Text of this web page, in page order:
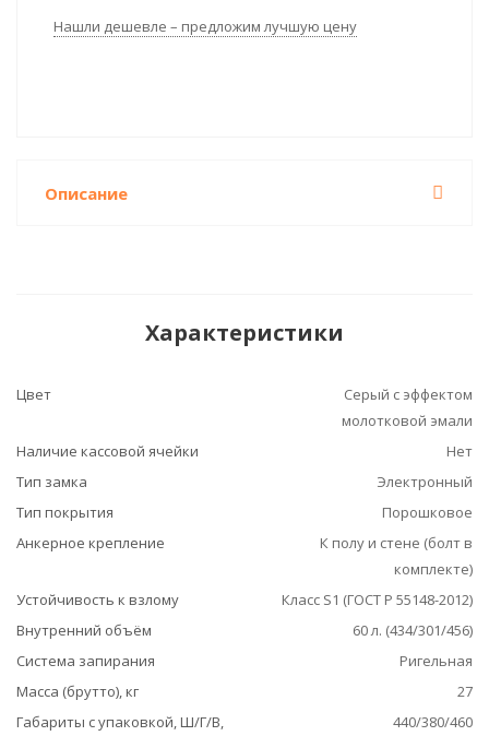
Нашли дешевле – предложим лучшую цену
Описание
Характеристики
Цвет
Серый с эффектом
молотковой эмали
Наличие кассовой ячейки
Нет
Тип замка
Электронный
Тип покрытия
Порошковое
Анкерное крепление
К полу и стене (болт в
комплекте)
Устойчивость к взлому
Класс S1 (ГОСТ Р 55148-2012)
Внутренний объём
60 л. (434/301/456)
Система запирания
Ригельная
Масса (брутто), кг
27
Габариты с упаковкой, Ш/Г/В,
440/380/460